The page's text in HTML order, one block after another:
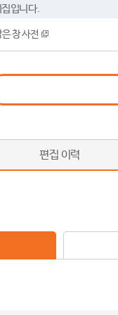
입니다.
은 창 사전
편집 이력